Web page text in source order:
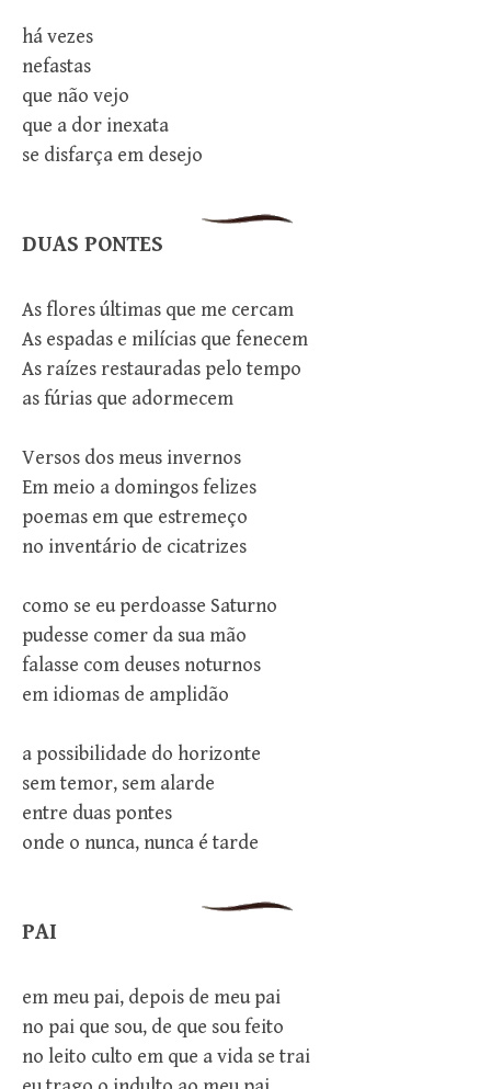
há vezes
nefastas
que não vejo
que a dor inexata
se disfarça em desejo
DUAS PONTES
As flores últimas que me cercam
As espadas e milícias que fenecem
As raízes restauradas pelo tempo
as fúrias que adormecem
Versos dos meus invernos
Em meio a domingos felizes
poemas em que estremeço
no inventário de cicatrizes
como se eu perdoasse Saturno
pudesse comer da sua mão
falasse com deuses noturnos
em idiomas de amplidão
a possibilidade do horizonte
sem temor, sem alarde
entre duas pontes
onde o nunca, nunca é tarde
PAI
em meu pai, depois de meu pai
no pai que sou, de que sou feito
no leito culto em que a vida se trai